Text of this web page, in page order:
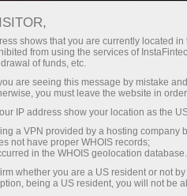
Как торговать
GBP/USD 17
советы для
фунт
shows that you are currently located
from using the services of
of funds, etc.
are seeing this message by mistake
you must leave the website in
IP address show your location as the
a VPN provided by a hosting company
not have proper WHOIS records;
in the WHOIS geolocation database.
whether you are a US resident or not
being a US resident, you will not be